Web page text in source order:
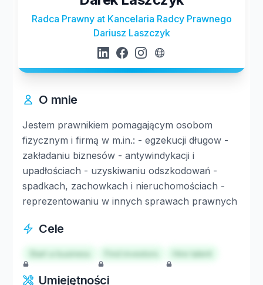
Radca Prawny at Kancelaria Radcy Prawnego
Dariusz Laszczyk
O mnie
Jestem prawnikiem pomagającym osobom
fizycznym i firmą w m.in.: - egzekucji długow -
zakładaniu biznesów - antywindykacji i
upadłościach - uzyskiwaniu odszkodowań -
spadkach, zachowkach i nieruchomościach -
reprezentowaniu w innych sprawach prawnych
Cele
Start a business Hire talent
Umiejętności